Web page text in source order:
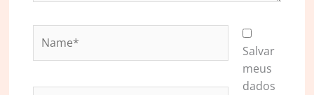
Salvar
meus
dados